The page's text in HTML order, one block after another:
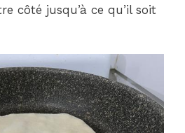
côté jusqu’à ce qu’il soit